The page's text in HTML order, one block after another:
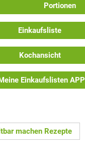
Portionen
Einkaufsliste
Kochansicht
Einkaufslisten APP
machen Rezepte